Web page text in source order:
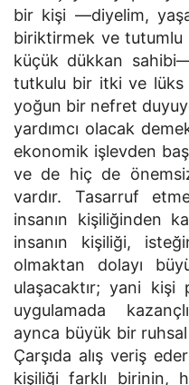
bir kişi —diyelim,
biriktirmek ve tutumlu
küçük dükkan
tutkulu bir itki ve lüks
yoğun bir nefret
yardımcı olacak
ekonomik işlevden
ve de hiç de
vardır. Tasarruf
insanın kişiliğinden
insanın kişiliği,
olmaktan dolayı
ulaşacaktır; yani kişi
uygulamada
aynca büyük bir
Çarşıda alış veriş
kişiliği farklı birinin,